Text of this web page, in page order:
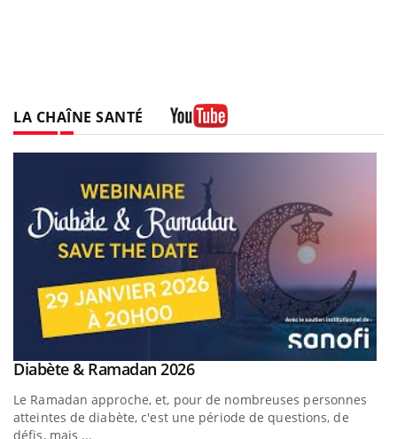
LA CHAÎNE SANTÉ
Youtube
Diabète & Ramadan 2026Youtube
Le Ramadan approche, et, pour de nombreuses personnes
atteintes de diabète, c'est une période de questions, de
défis, mais ...